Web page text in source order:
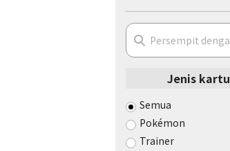
Jenis kartu
Semua
Pokémon
Trainer